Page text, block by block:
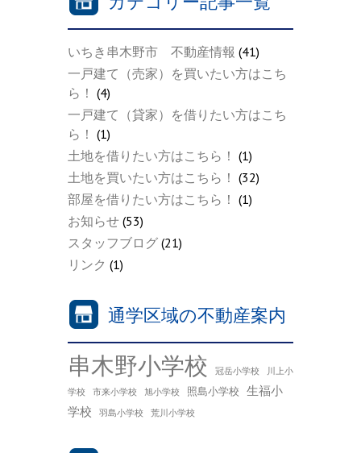
いちき串木野市 不動産情報 (41)
一戸建て（売家）を買いたい方はこち
ら！ (4)
一戸建て（貸家）を借りたい方はこち
ら！ (1)
土地を借りたい方はこちら！ (1)
土地を買いたい方はこちら！ (32)
部屋を借りたい方はこちら！ (1)
お知らせ (53)
スタッフブログ (21)
リンク (1)
通学区域の不動産案内
串木野小学校 冠岳小学校
川上小
学校
市来小学校 旭小学校 照島小学校 生福小
学校
羽島小学校 荒川小学校